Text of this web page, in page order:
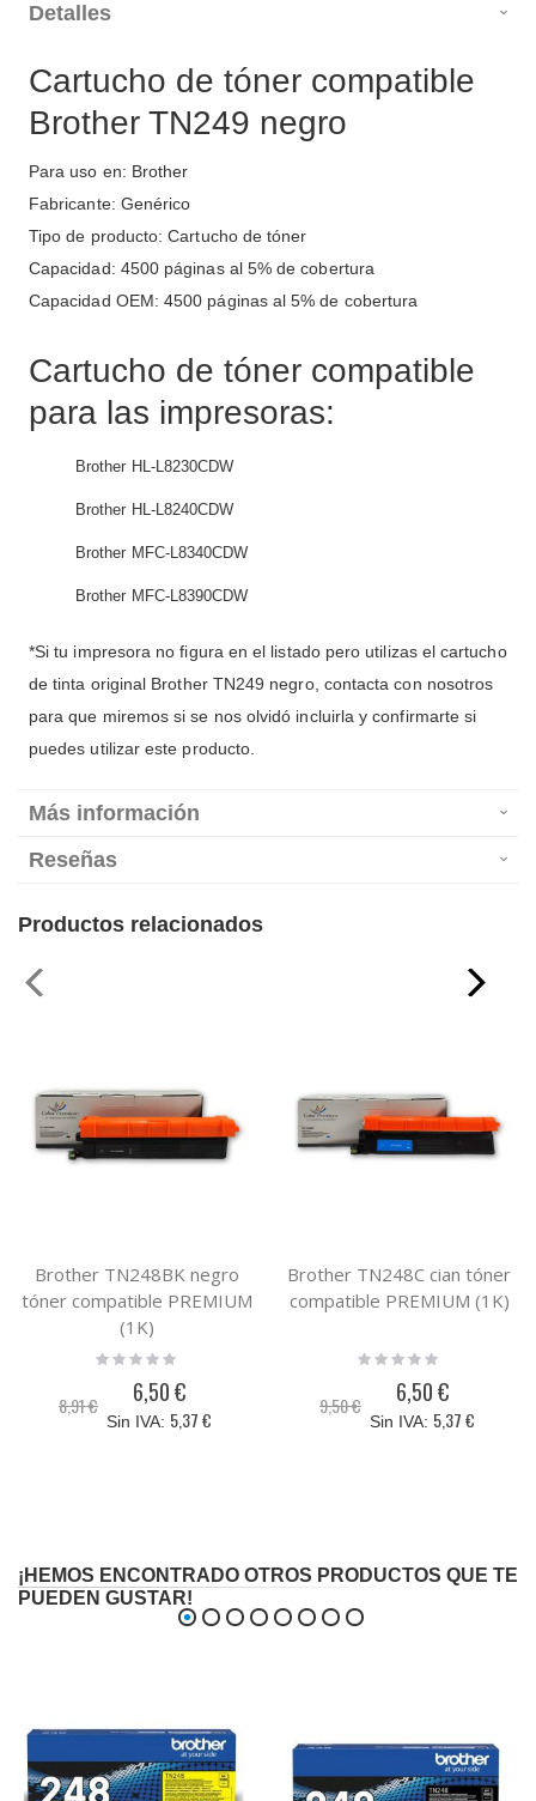
Detalles
Cartucho de tóner compatible
Brother TN249 negro
Para uso en: Brother
Fabricante: Genérico
Tipo de producto: Cartucho de tóner
Capacidad: 4500 páginas al 5% de cobertura
Capacidad OEM: 4500 páginas al 5% de cobertura
Cartucho de tóner compatible
para las impresoras:
Brother HL-L8230CDW
Brother HL-L8240CDW
Brother MFC-L8340CDW
Brother MFC-L8390CDW
*Si tu impresora no figura en el listado pero utilizas el cartucho
de tinta original Brother TN249 negro, contacta con nosotros
para que miremos si se nos olvidó incluirla y confirmarte si
puedes utilizar este producto.
Más información
Reseñas
Productos relacionados
Brother TN248BK negro
tóner compatible PREMIUM
(1K)
Rating:
8,91 €
Precio
especial
6,50 €
5,37 €
Brother TN248C cian tóner
compatible PREMIUM (1K)
Rating:
9,50 €
Precio
especial
6,50 €
5,37 €
¡HEMOS ENCONTRADO OTROS PRODUCTOS QUE TE
PUEDEN GUSTAR!